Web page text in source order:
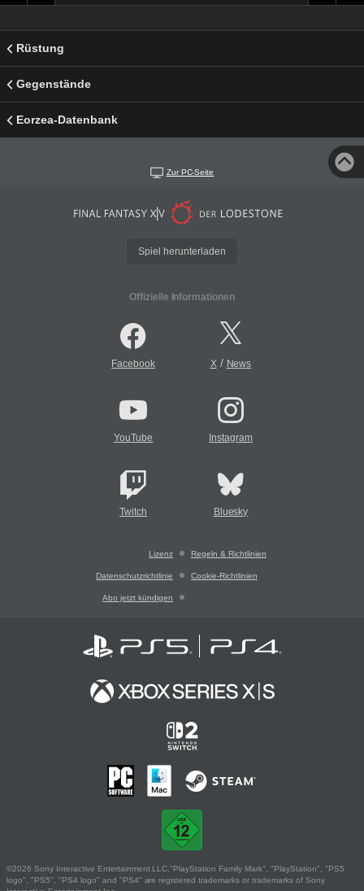
Rüstung
Gegenstände
Eorzea-Datenbank
Zur PC-Seite
Spiel herunterladen
Offizielle Informationen
Facebook X/ News
YouTube Instagram
Twitch Bluesky
Lizenz Regeln & Richtlinien
Datenschutzrichtlinie Cookie-Richtlinien
Abo jetzt kündigen
©2026 Sony Interactive Entertainment LLC."PlayStation Family Mark", "PlayStation", "PS5
logo", "PS5", "PS4 logo" and "PS4" are registered trademarks or trademarks of Sony